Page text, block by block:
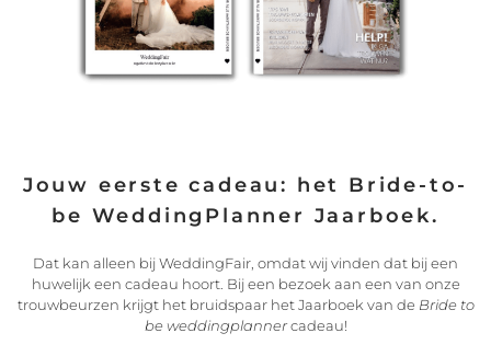
Minimalistische trouwjurken trend
In de voortdurende ontwikkelingen in de wereld van
Jouw eerste cadeau: het Bride-to-
be WeddingPlanner Jaarboek.
Dat kan alleen bij WeddingFair, omdat wij vinden dat bij een
huwelijk een cadeau hoort. Bij een bezoek aan een van onze
trouwbeurzen krijgt het bruidspaar het Jaarboek van de Bride to
be weddingplannercadeau!